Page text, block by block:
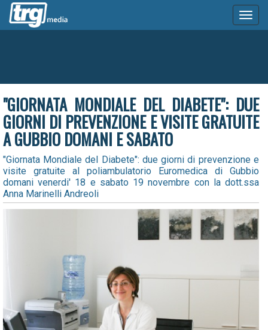
"GIORNATA MONDIALE DEL DIABETE": DUE
GIORNI DI PREVENZIONE E VISITE GRATUITE
A GUBBIO DOMANI E SABATO
"Giornata Mondiale del Diabete": due giorni di prevenzione e
visite gratuite al poliambulatorio Euromedica di Gubbio
domani venerdi' 18 e sabato 19 novembre con la dott.ssa
Anna Marinelli Andreoli